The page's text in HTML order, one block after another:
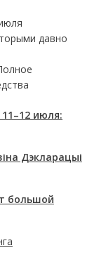
давно
июля:
Дэкларацыі
большой